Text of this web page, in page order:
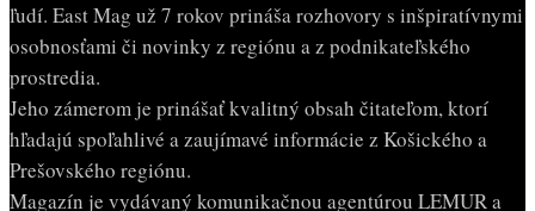
ľudí. East Mag už 7 rokov prináša rozhovory s inšpiratívnymi
osobnosťami či novinky z regiónu a z podnikateľského
prostredia.
Jeho zámerom je prinášať kvalitný obsah čitateľom, ktorí
hľadajú spoľahlivé a zaujímavé informácie z Košického a
Prešovského regiónu.
Magazín je vydávaný komunikačnou agentúrou LEMUR a